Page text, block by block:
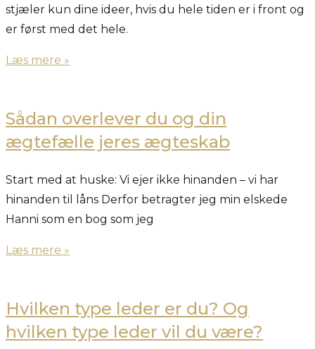
stjæler kun dine ideer, hvis du hele tiden er i front og
er først med det hele.
Læs mere »
Sådan overlever du og din
ægtefælle jeres ægteskab
Start med at huske: Vi ejer ikke hinanden – vi har
hinanden til låns Derfor betragter jeg min elskede
Hanni som en bog som jeg
Læs mere »
Hvilken type leder er du? Og
hvilken type leder vil du være?